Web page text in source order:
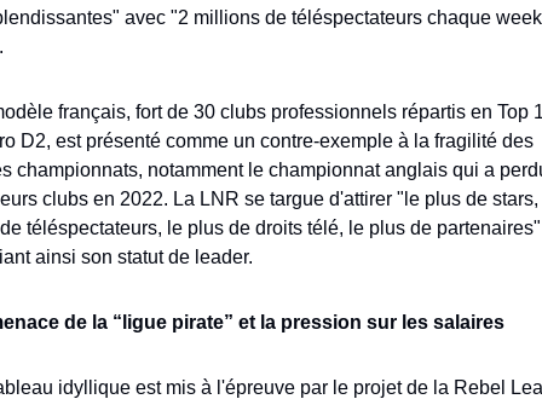
avec "2 millions de téléspectateurs chaque
français, fort de 30 clubs professionnels répartis en Top
D2, est présenté comme un contre-exemple à la fragilité des
championnats, notamment le championnat anglais qui a
clubs en 2022. La LNR se targue d'attirer "le plus de stars,
téléspectateurs, le plus de droits télé, le plus de
ainsi son statut de leader.
de la “ligue pirate” et la pression sur les salaires
idyllique est mis à l'épreuve par le projet de la Rebel